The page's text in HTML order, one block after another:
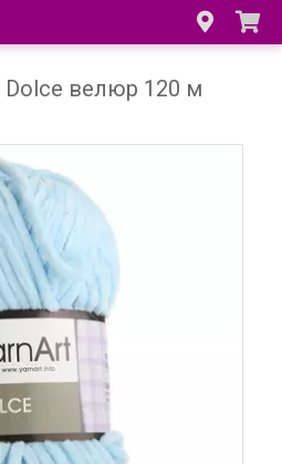
Dolce велюр 120 м